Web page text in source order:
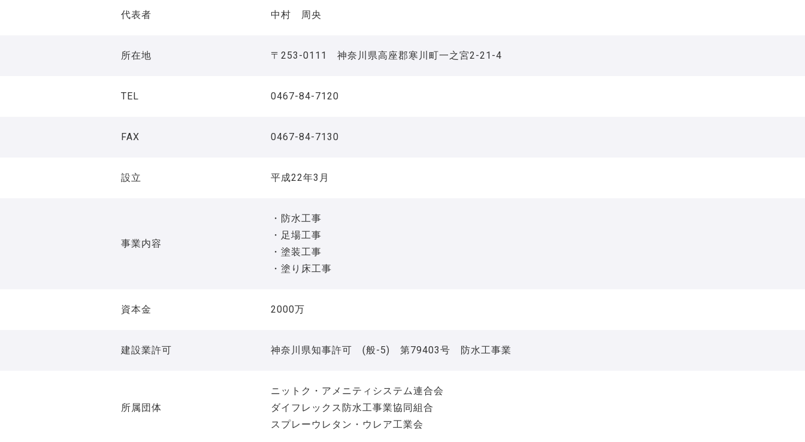
代表者 中村 周央
所在地 〒253-0111 神奈川県高座郡寒川町一之宮2-21-4
TEL 0467-84-7120
FAX 0467-84-7130
設立 平成22年3月
事業内容
・防水工事
・足場工事
・塗装工事
・塗り床工事
資本金 2000万
建設業許可 神奈川県知事許可 (般-5) 第79403号 防水工事業
所属団体
ニットク・アメニティシステム連合会
ダイフレックス防水工事業協同組合
スプレーウレタン・ウレア工業会